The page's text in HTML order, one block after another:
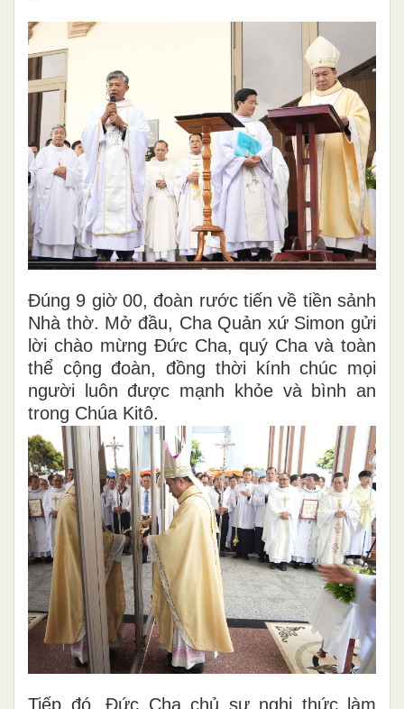
Đúng 9 giờ 00, đoàn rước tiến về tiền sảnh
Nhà thờ. Mở đầu, Cha Quản xứ Simon gửi
lời chào mừng Đức Cha, quý Cha và toàn
thể cộng đoàn, đồng thời kính chúc mọi
người luôn được mạnh khỏe và bình an
trong Chúa Kitô.
Tiếp đó, Đức Cha chủ sự nghi thức làm